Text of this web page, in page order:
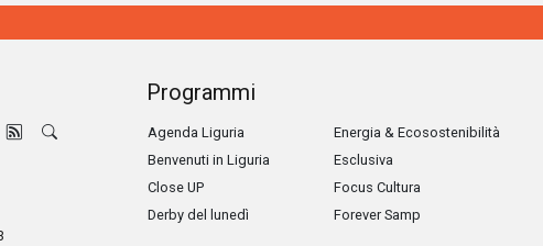
Programmi
Agenda Liguria
Benvenuti in Liguria
Close UP
Derby del lunedì
Energia & Ecosostenibilità
Esclusiva
Focus Cultura
Forever Samp